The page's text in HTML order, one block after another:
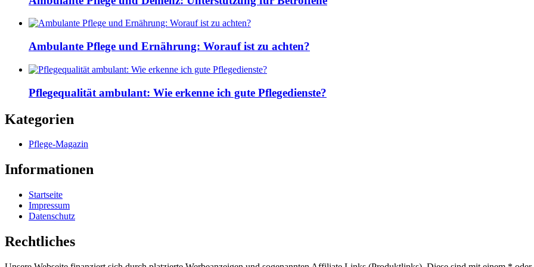
Ambulante Pflege und Ernährung: Worauf ist zu achten?
Pflegequalität ambulant: Wie erkenne ich gute Pflegedienste?
Kategorien
Pflege-Magazin
Informationen
Startseite
Impressum
Datenschutz
Rechtliches